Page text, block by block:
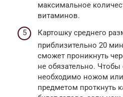
максимальное
витаминов.
Картошку среднего
приблизительно 20
сможет проникнуть
не обязательно. Чтобы
необходимо ножом
предметом проткнуть